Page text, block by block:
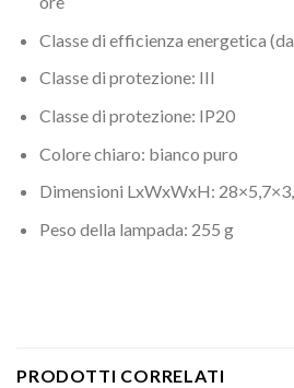
Classe di efficienza energetica
Classe di protezione: III
Classe di protezione: IP20
Colore chiaro: bianco puro
Dimensioni LxWxWxH:
Peso della lampada: 255 g
PRODOTTI CORRELATI